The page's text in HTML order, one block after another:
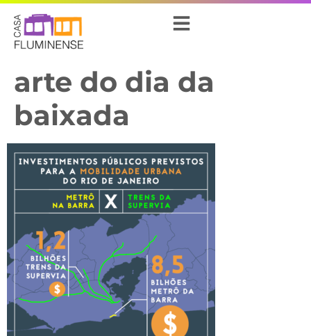
arte do dia da
baixada